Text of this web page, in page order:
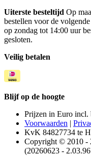
Uiterste besteltijd Op
bestellen voor de
op zondag tot 14:00 uur
gesloten.
Veilig betalen
Blijf op de hoogte
Prijzen in Euro incl.
Voorwaarden |
KvK 84827734 te
Copyright © 2010 -
(20260623 -